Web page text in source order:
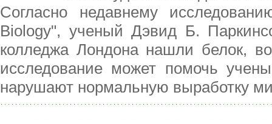
Согласно недавнему
Biology", ученый Дэвид Б.
колледжа Лондона нашли белок,
исследование может помочь
нарушают нормальную выработку